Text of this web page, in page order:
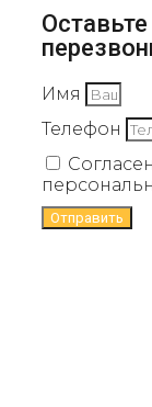
Имя
Телефон
Отправить